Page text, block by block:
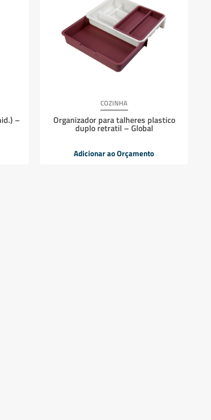
–
COZINHA
Organizador para talheres plastico
duplo retratil – Global
Adicionar ao Orçamento